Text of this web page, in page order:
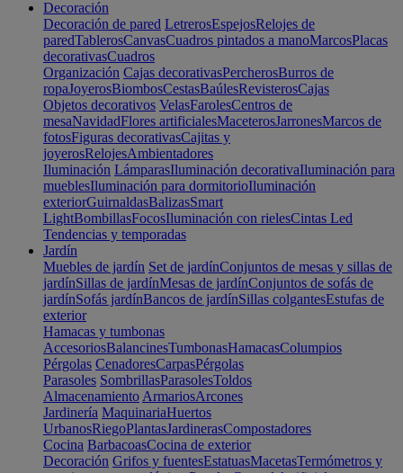
Decoración
Decoración de pared LetrerosEspejosRelojes de
paredTablerosCanvasCuadros pintados a manoMarcosPlacas
decorativasCuadros
Organización Cajas decorativasPercherosBurros de
ropaJoyerosBiombosCestasBaúlesRevisterosCajas
Objetos decorativos VelasFarolesCentros de
mesaNavidadFlores artificialesMaceterosJarronesMarcos de
fotosFiguras decorativasCajitas y
joyerosRelojesAmbientadores
Iluminación LámparasIluminación decorativaIluminación para
mueblesIluminación para dormitorioIluminación
exteriorGuirnaldasBalizasSmart
LightBombillasFocosIluminación con rielesCintas Led
Tendencias y temporadas
Jardín
Muebles de jardín Set de jardínConjuntos de mesas y sillas de
jardínSillas de jardínMesas de jardínConjuntos de sofás de
jardínSofás jardínBancos de jardínSillas colgantesEstufas de
exterior
Hamacas y tumbonas
AccesoriosBalancinesTumbonasHamacasColumpios
Pérgolas CenadoresCarpasPérgolas
Parasoles SombrillasParasolesToldos
Almacenamiento ArmariosArcones
Jardinería MaquinariaHuertos
UrbanosRiegoPlantasJardinerasCompostadores
Cocina BarbacoasCocina de exterior
Decoración Grifos y fuentesEstatuasMacetasTermómetros y